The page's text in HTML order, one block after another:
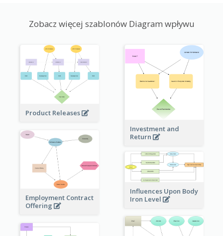
Zobacz więcej szablonów Diagram wpływu
Product Releases
Investment and
Return
Employment Contract
Offering
Influences Upon Body
Iron Level